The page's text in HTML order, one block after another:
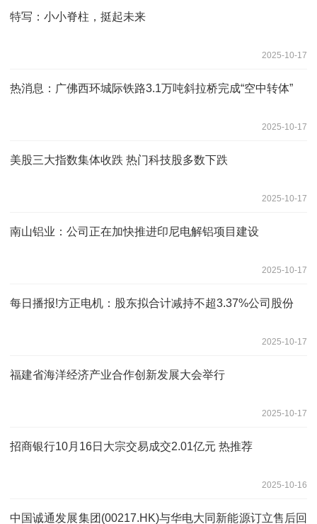
特写：小小脊柱，挺起未来
2025-10-17
热消息：广佛西环城际铁路3.1万吨斜拉桥完成“空中转体”
2025-10-17
美股三大指数集体收跌 热门科技股多数下跌
2025-10-17
南山铝业：公司正在加快推进印尼电解铝项目建设
2025-10-17
每日播报!方正电机：股东拟合计减持不超3.37%公司股份
2025-10-17
福建省海洋经济产业合作创新发展大会举行
2025-10-17
招商银行10月16日大宗交易成交2.01亿元 热推荐
2025-10-16
中国诚通发展集团(00217.HK)与华电大同新能源订立售后回